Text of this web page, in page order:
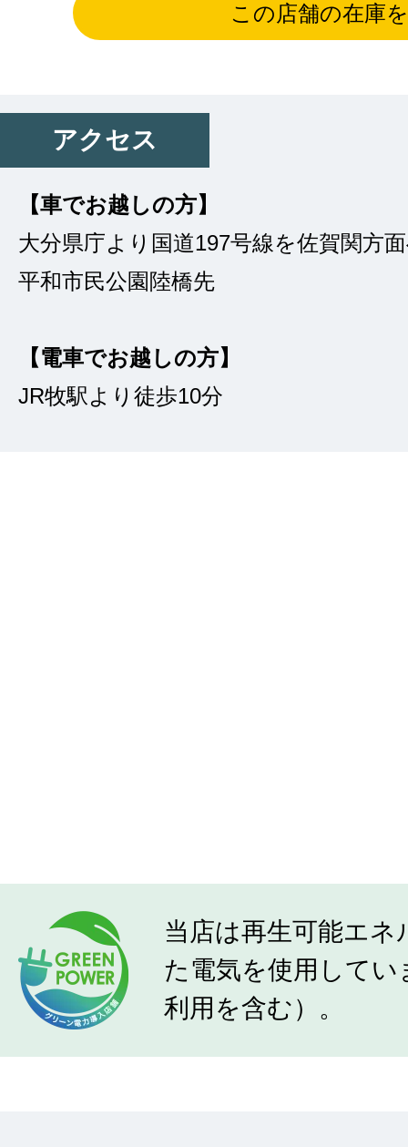
この店舗の在庫
アクセス
【車でお越しの方】
大分県庁より国道197号線を佐賀関方
平和市民公園陸橋先
【電車でお越しの方】
JR牧駅より徒歩10分
当店は再生可能エ
た電気を使用してい
利用を含む）。